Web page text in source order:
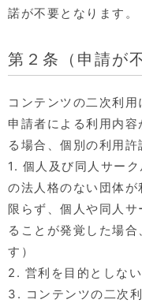
諾が不要となります。
第２条（申請が
コンテンツの二次利
申請者による利用内
る場合、個別の利用許
1. 個人及び同人サー
の法人格のない団体
限らず、個人や同人
ることが発覚した場
す）
2. 営利を目的としない
3. コンテンツの二次